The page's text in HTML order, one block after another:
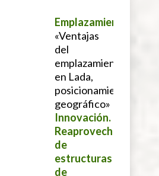
Emplazamiento
«Ventajas
del
emplazamiento
en Lada,
posicionamiento
geográfico»
Innovación.
Reaprovechamiento
de
estructuras
de